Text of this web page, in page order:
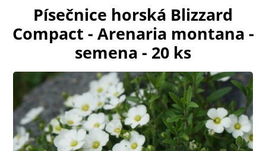
Písečnice horská Blizzard
Compact - Arenaria montana -
semena - 20 ks